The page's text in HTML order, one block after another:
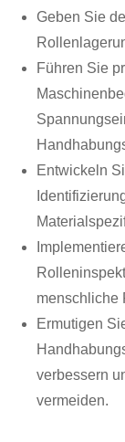
Geben Sie
Führen Sie
Entwickeln
menschliche
Ermutigen
verbessern
vermeiden.